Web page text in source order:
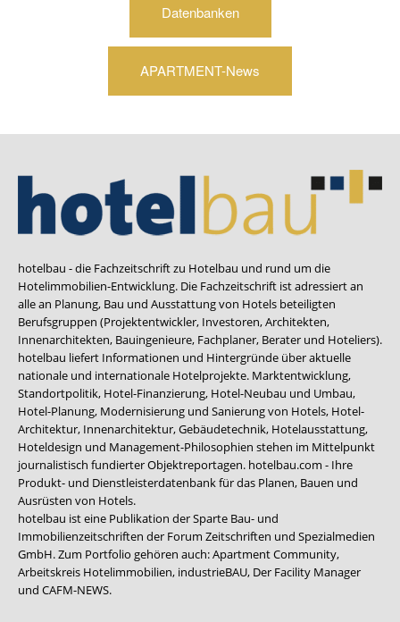
Datenbanken
APARTMENT-News
hotelbau - die Fachzeitschrift zu Hotelbau und rund um die
Hotelimmobilien-Entwicklung. Die Fachzeitschrift ist adressiert an
alle an Planung, Bau und Ausstattung von Hotels beteiligten
Berufsgruppen (Projektentwickler, Investoren, Architekten,
Innenarchitekten, Bauingenieure, Fachplaner, Berater und Hoteliers).
hotelbau liefert Informationen und Hintergründe über aktuelle
nationale und internationale Hotelprojekte. Marktentwicklung,
Standortpolitik, Hotel-Finanzierung, Hotel-Neubau und Umbau,
Hotel-Planung, Modernisierung und Sanierung von Hotels, Hotel-
Architektur, Innenarchitektur, Gebäudetechnik, Hotelausstattung,
Hoteldesign und Management-Philosophien stehen im Mittelpunkt
journalistisch fundierter Objektreportagen. hotelbau.com - Ihre
Produkt- und Dienstleisterdatenbank für das Planen, Bauen und
Ausrüsten von Hotels.
hotelbau ist eine Publikation der Sparte Bau- und
Immobilienzeitschriften der Forum Zeitschriften und Spezialmedien
GmbH. Zum Portfolio gehören auch:Apartment Community,
Arbeitskreis Hotelimmobilien, industrieBAU, Der Facility Manager
und CAFM-NEWS.